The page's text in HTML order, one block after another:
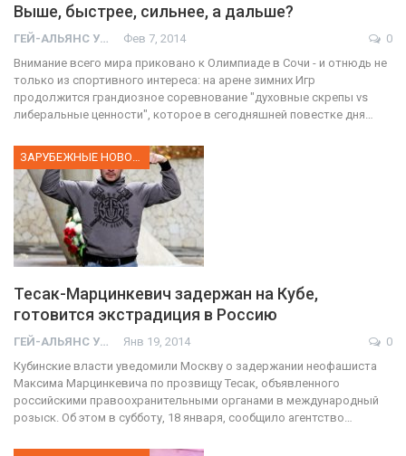
Выше, быстрее, сильнее, а дальше?
ГЕЙ-АЛЬЯНС УКРАИНА Фев 7, 2014
0
Внимание всего мира приковано к Олимпиаде в Сочи - и отнюдь не
только из спортивного интереса: на арене зимних Игр
продолжится грандиозное соревнование "духовные скрепы vs
либеральные ценности", которое в сегодняшней повестке дня…
Тесак-Марцинкевич задержан на Кубе,
готовится экстрадиция в Россию
ГЕЙ-АЛЬЯНС УКРАИНА Янв 19, 2014
0
Кубинские власти уведомили Москву о задержании неофашиста
Максима Марцинкевича по прозвищу Тесак, объявленного
российскими правоохранительными органами в международный
розыск. Об этом в субботу, 18 января, сообщило агентство…